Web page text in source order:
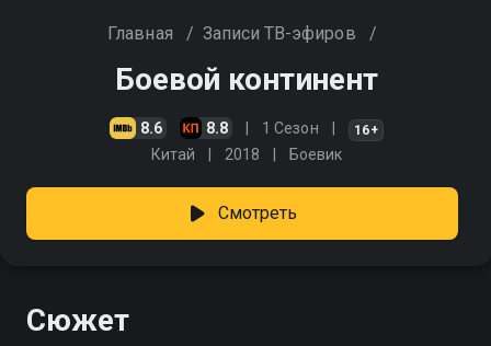
Главная / Записи ТВ-эфиров /
Боевой континент
8.6 8.8 1 Сезон 16+
Китай 2018 Боевик
Смотреть
Сюжет